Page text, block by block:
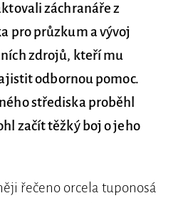
záchranáře z
pro průzkum a vývoj
zdrojů, kteří mu
odbornou pomoc.
střediska proběhl
začít těžký boj o jeho
řečeno orcela tuponosá